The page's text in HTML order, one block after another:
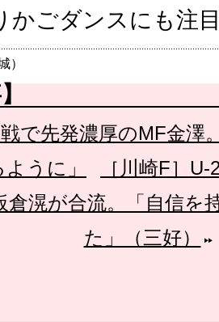
かごダンスにも注
）
戦で先発濃厚のMF金
うに」
［川崎F］
倉滉が合流。「自信を
た」（三好）